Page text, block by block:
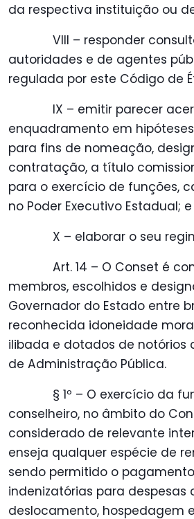
da respectiva instituição ou
VIII – responder
autoridades e de agentes
regulada por este Código de
IX – emitir parecer
enquadramento em
para fins de nomeação,
contratação, a título
para o exercício de funções,
no Poder Executivo Estadual; e
X – elaborar o seu
Art. 14 – O Conset é
membros, escolhidos e
Governador do Estado entre
reconhecida idoneidade
ilibada e dotados de notórios
de Administração Pública.
§ 1º – O exercício da
conselheiro, no âmbito do
considerado de relevante
enseja qualquer espécie de
sendo permitido o
indenizatórias para despesas
deslocamento, hospedagem